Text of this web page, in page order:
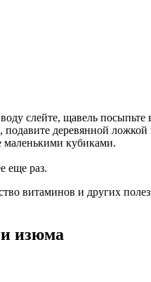
слейте, щавель
деревянной
маленькими кубиками.
еще раз.
витаминов и других
изюма